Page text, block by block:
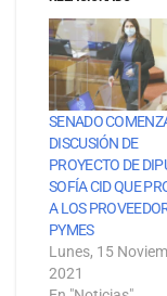
SENADO
DISCUSIÓN DE
PROYECTO DE
SOFÍA CID QUE
A LOS
PYMES
Lunes, 15
2021